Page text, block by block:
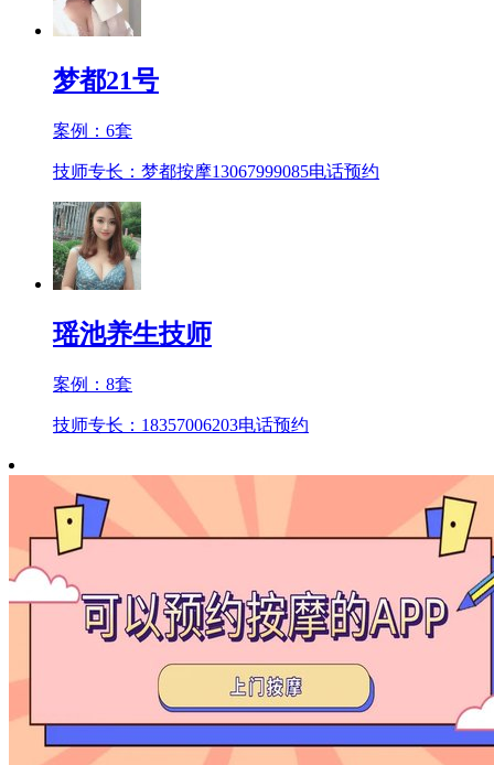
梦都21号
案例： 6套
技师专长：梦都按摩13067999085电话预约
瑶池养生技师
案例： 8套
技师专长：18357006203电话预约